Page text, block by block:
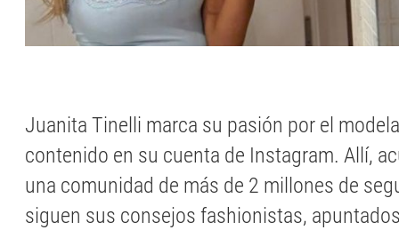
Juanita Tinelli marca su pasión por el
contenido en su cuenta de Instagram. Allí,
una comunidad de más de 2 millones de
siguen sus consejos fashionistas,